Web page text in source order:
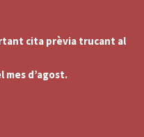
cita prèvia trucant al
mes d’agost.